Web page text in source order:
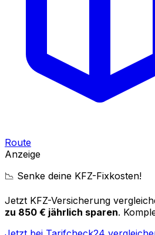
Route
Anzeige
📉 Senke deine KFZ-Fixkosten!
Jetzt KFZ-Versicherung
zu 850 € jährlich sparen.